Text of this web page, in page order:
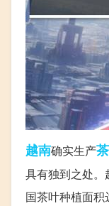
越南确实生产
具有独到之处
国茶叶种植面